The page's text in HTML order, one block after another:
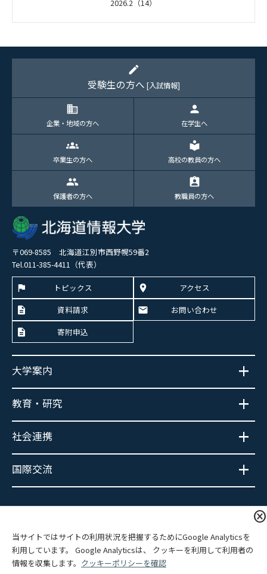
cancel
当サイトではサイトの利用状況を把握するためにGoogle Analyticsを
利用しています。 Google Analyticsは、 クッキーを利用して利用者の
情報を収集します。 クッキーポリシーを確認
2026.2（14）
2026.1（5）
edit
受験生の方へ [入試情報]
domain
企業・地域の方へ
person
在学生へ
groups
卒業生の方へ
local_library
高校の教員の方へ
group
保護者の方へ
assignment_ind
教職員の方へ
〒069-8585 北海道江別市西野幌59番2
Tel.011-385-4411（代表）
トピックス
アクセス
資料請求
お問い合わせ
寄附申込
大学案内
教育・研究
社会連携
国際交流
プライバシーポリシー